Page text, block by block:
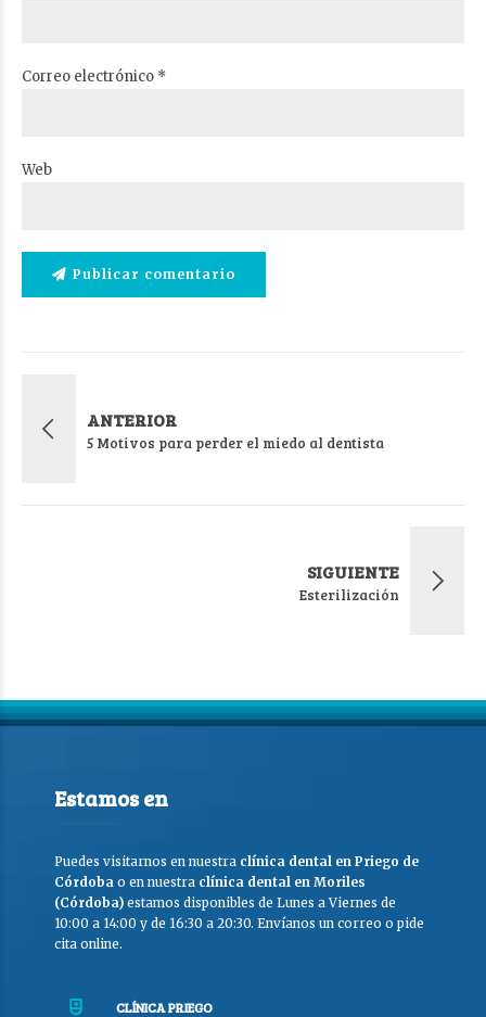
Correo electrónico *
Web
Publicar comentario
ANTERIOR
5 Motivos para perder el miedo al dentista
SIGUIENTE
Esterilización
Estamos en
Puedes visitarnos en nuestra clínica dental en Priego de
Córdoba o en nuestra clínica dental en Moriles
(Córdoba) estamos disponibles de Lunes a Viernes de
10:00 a 14:00 y de 16:30 a 20:30. Envíanos un correo o pide
cita online.
CLÍNICA PRIEGO